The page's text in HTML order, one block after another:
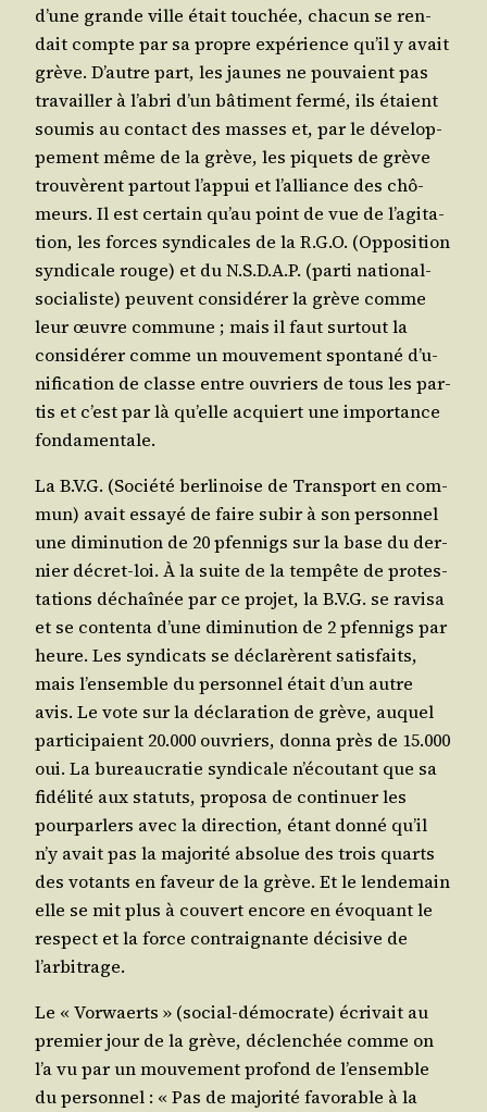
d’une grande ville était tou­chée, cha­cun se ren­
dait compte par sa propre expé­rience qu’il y avait
grève. D’autre part, les jaunes ne pou­vaient pas
tra­vailler à l’a­bri d’un bâti­ment fer­mé, ils étaient
sou­mis au contact des masses et, par le déve­lop­
pe­ment même de la grève, les piquets de grève
trou­vèrent par­tout l’ap­pui et l’al­liance des chô­
meurs. Il est cer­tain qu’au point de vue de l’a­gi­ta­
tion, les forces syn­di­cales de la R.G.O. (Oppo­si­tion
syn­di­cale rouge) et du N.S.D.A.P. (par­ti natio­nal-
socia­liste) peuvent consi­dé­rer la grève comme
leur œuvre com­mune ; mais il faut sur­tout la
consi­dé­rer comme un mou­ve­ment spon­ta­né d’u­
ni­fi­ca­tion de classe entre ouvriers de tous les par­
tis et c’est par là qu’elle acquiert une impor­tance
fondamentale.
La B.V.G. (Socié­té ber­li­noise de Trans­port en com­
mun) avait essayé de faire subir à son per­son­nel
une dimi­nu­tion de 20 pfen­nigs sur la base du der­
nier décret-loi. À la suite de la tem­pête de pro­tes­
ta­tions déchaî­née par ce pro­jet, la B.V.G. se ravi­sa
et se conten­ta d’une dimi­nu­tion de 2 pfen­nigs par
heure. Les syn­di­cats se décla­rèrent satis­faits,
mais l’en­semble du per­son­nel était d’un autre
avis. Le vote sur la décla­ra­tion de grève, auquel
par­ti­ci­paient 20.000 ouvriers, don­na près de 15.000
oui. La bureau­cra­tie syn­di­cale n’é­cou­tant que sa
fidé­li­té aux sta­tuts, pro­po­sa de conti­nuer les
pour­par­lers avec la direc­tion, étant don­né qu’il
n’y avait pas la majo­ri­té abso­lue des trois quarts
des votants en faveur de la grève. Et le len­de­main
elle se mit plus à cou­vert encore en évo­quant le
res­pect et la force contrai­gnante déci­sive de
l’arbitrage.
Le « Vor­waerts » (social-démo­crate) écri­vait au
pre­mier jour de la grève, déclen­chée comme on
l’a vu par un mou­ve­ment pro­fond de l’en­semble
du per­son­nel : « Pas de majo­ri­té favo­rable à la